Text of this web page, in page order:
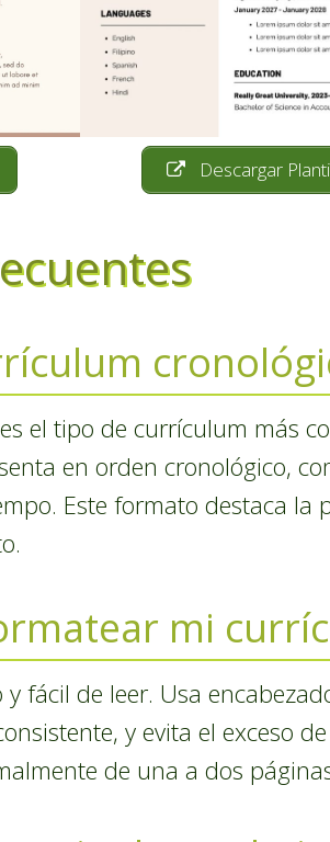
Descargar
el tipo de currículum más
en orden cronológico,
Este formato destaca la
mi
fácil de leer. Usa
y evita el exceso
de una a dos